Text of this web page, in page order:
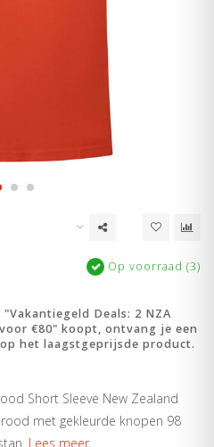
Op voorraad (3)
Deals: 2 NZA
€80" koopt, ontvang je een
het laagstgeprijsde product.
Short Sleeve New Zealand
met gekleurde knopen 98
Lees meer..